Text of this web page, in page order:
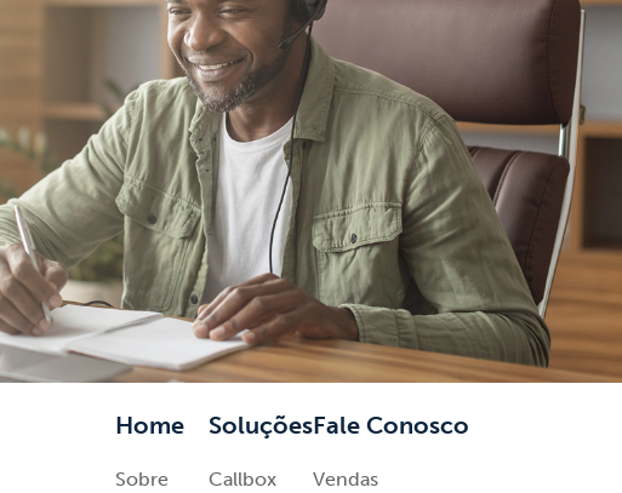
Home
Sobre
Soluções
Callbox
Fale Conosco
Vendas